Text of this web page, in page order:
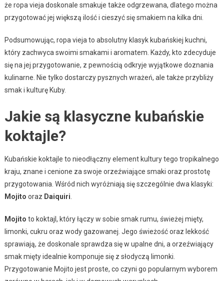
że ropa vieja doskonale smakuje także odgrzewana, dlatego można
przygotować jej większą ilość i cieszyć się smakiem na kilka dni.
Podsumowując, ropa vieja to absolutny klasyk kubańskiej kuchni,
który zachwyca swoimi smakami i aromatem. Każdy, kto zdecyduje
się na jej przygotowanie, z pewnością odkryje wyjątkowe doznania
kulinarne. Nie tylko dostarczy pysznych wrażeń, ale także przybliży
smak i kulturę Kuby.
Jakie są klasyczne kubańskie
koktajle?
Kubańskie koktajle to nieodłączny element kultury tego tropikalnego
kraju, znane i cenione za swoje orzeźwiające smaki oraz prostotę
przygotowania. Wśród nich wyróżniają się szczególnie dwa klasyki:
Mojito oraz Daiquiri
Mojito to koktajl, który łączy w sobie smak rumu, świeżej mięty,
limonki, cukru oraz wody gazowanej. Jego świeżość oraz lekkość
sprawiają, że doskonale sprawdza się w upalne dni, a orzeźwiający
smak mięty idealnie komponuje się z słodyczą limonki.
Przygotowanie Mojito jest proste, co czyni go popularnym wyborem